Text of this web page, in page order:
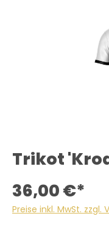
Trikot
36,00 €*
Preise inkl. MwSt. zzgl.